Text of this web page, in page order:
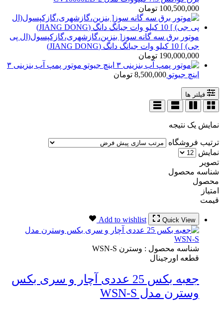
100,500,000 تومان
موتور برق سه گانه سوز[ بنزین،گازشهری،گازکپسول(ال پی
جی) ] 10 کیلو وات جیانگ دانگ (JIANG DONG)
190,000,000 تومان
موتور پمپ آب بنزینی ۳
اینچ جیوتو 8,500,000 تومان
فیلتر ها
نمایش یک نتیجه
ترتیب فروشگاه
نمایش
تصویر
شناسه محصول
محصول
امتیاز
قیمت
Quick View
Add to wishlist
شناسه محصول : وسترن WSN-S
قطعه اورجینال
جعبه بکس 25 عددی آچار و سری بکس
وسترن مدل WSN-S